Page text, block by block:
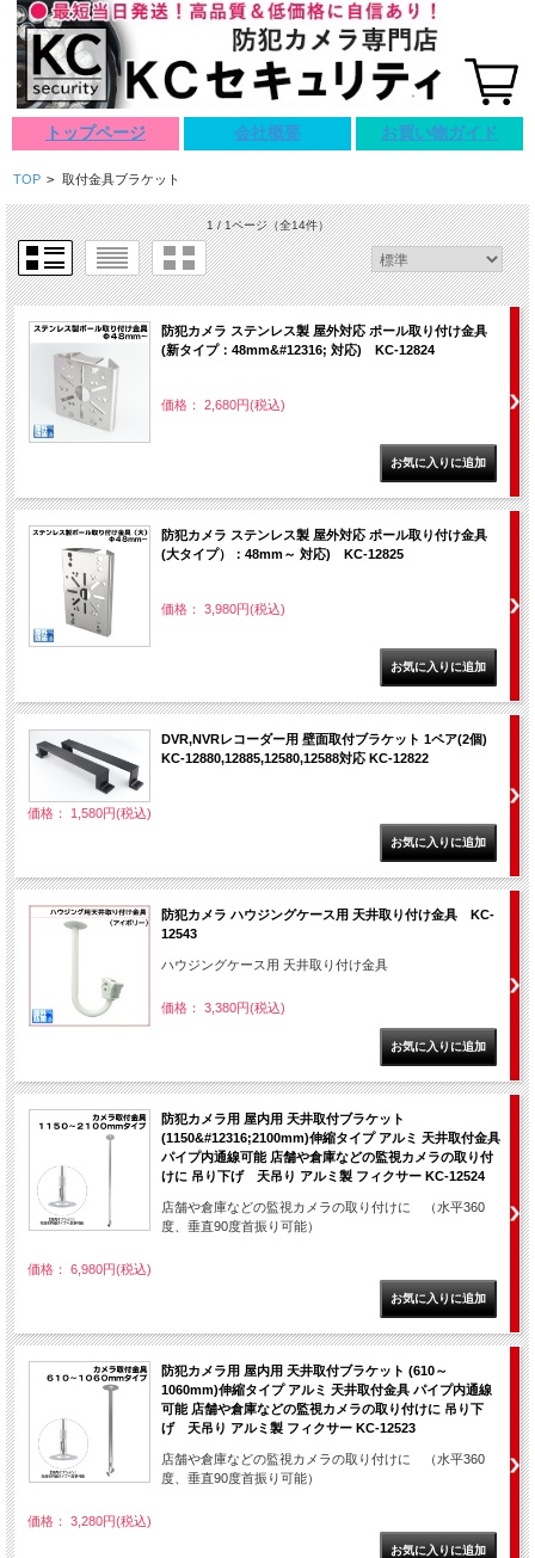
トップページ 会社概要 お買い物ガイド
TOP > 取付金具ブラケット
1 / 1ページ（全14件）
防犯カメラ ステンレス製 屋外対応 ポール取り付け金具
(新タイプ：48mm&#12316; 対応) KC-12824
価格： 2,680円(税込)
防犯カメラ ステンレス製 屋外対応 ポール取り付け金具
(大タイプ）：48mm～ 対応) KC-12825
価格： 3,980円(税込)
DVR,NVRレコーダー用 壁面取付ブラケット 1ペア(2個)
KC-12880,12885,12580,12588対応 KC-12822
価格： 1,580円(税込)
防犯カメラ ハウジングケース用 天井取り付け金具 KC-
12543
ハウジングケース用 天井取り付け金具
価格： 3,380円(税込)
防犯カメラ用 屋内用 天井取付ブラケット
(1150&#12316;2100mm)伸縮タイプ アルミ 天井取付金具
パイプ内通線可能 店舗や倉庫などの監視カメラの取り付
けに 吊り下げ 天吊り アルミ製 フィクサー KC-12524
店舗や倉庫などの監視カメラの取り付けに （水平360
度、垂直90度首振り可能）
価格： 6,980円(税込)
防犯カメラ用 屋内用 天井取付ブラケット (610～
1060mm)伸縮タイプ アルミ 天井取付金具 パイプ内通線
可能 店舗や倉庫などの監視カメラの取り付けに 吊り下
げ 天吊り アルミ製 フィクサー KC-12523
店舗や倉庫などの監視カメラの取り付けに （水平360
度、垂直90度首振り可能）
価格： 3,280円(税込)